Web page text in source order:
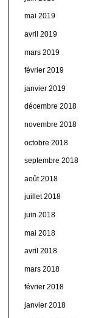
mai 2019
avril 2019
mars 2019
février 2019
janvier 2019
décembre 2018
novembre 2018
octobre 2018
septembre 2018
août 2018
juillet 2018
juin 2018
mai 2018
avril 2018
mars 2018
février 2018
janvier 2018